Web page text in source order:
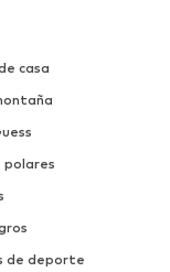
casa
polares
de deporte